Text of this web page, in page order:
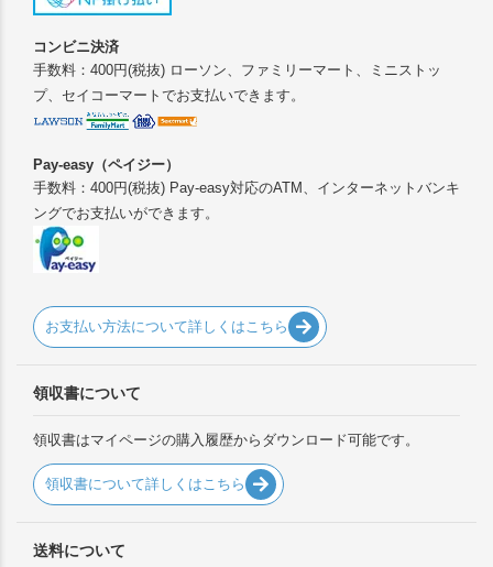
コンビニ決済
手数料：400円(税抜) ローソン、ファミリーマート、ミニストッ
プ、セイコーマートでお支払いできます。
Pay-easy（ペイジー）
手数料：400円(税抜) Pay-easy対応のATM、インターネットバンキ
ングでお支払いができます。
お支払い方法について詳しくはこちら
領収書について
領収書はマイページの購入履歴からダウンロード可能です。
領収書について詳しくはこちら
送料について